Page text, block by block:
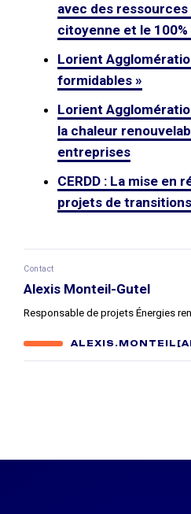
avec des ressources
citoyenne et le 100%
Lorient
formidables »
Lorient
la chaleur
entreprises
CERDD : La mise
projets de transitions
Contact
Alexis Monteil-Gutel
Responsable de projets Énergies